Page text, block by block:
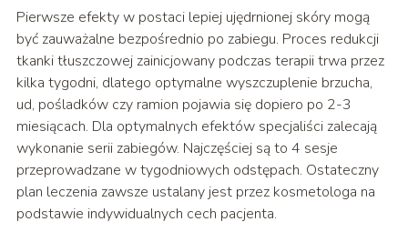
Pierwsze efekty w postaci lepiej ujędrnionej skóry mogą
być zauważalne bezpośrednio po zabiegu. Proces redukcji
tkanki tłuszczowej zainicjowany podczas terapii trwa przez
kilka tygodni, dlatego optymalne wyszczuplenie brzucha,
ud, pośladków czy ramion pojawia się dopiero po 2-3
miesiącach. Dla optymalnych efektów specjaliści zalecają
wykonanie serii zabiegów. Najczęściej są to 4 sesje
przeprowadzane w tygodniowych odstępach. Ostateczny
plan leczenia zawsze ustalany jest przez kosmetologa na
podstawie indywidualnych cech pacjenta.